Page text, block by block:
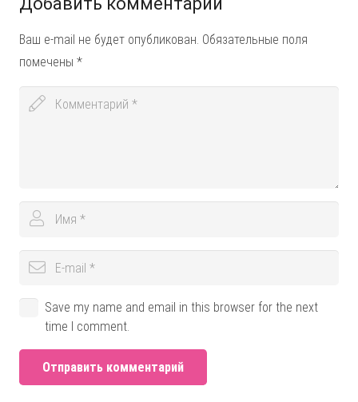
Ваш e-mail не будет опубликован. Обязательные поля
помечены *
Save my name and email in this browser for the next
time I comment.
Отправить комментарий